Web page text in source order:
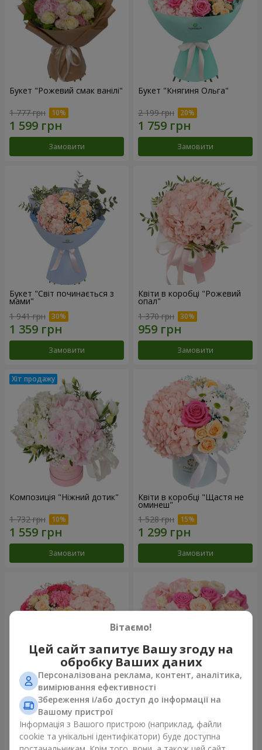
Букет "Рожевий смак ванілі"
1 777 грн
Замовити
Букет "Княгиня Ольга"
2 199 грн
Замовити
Букет "Світ починається з
мами"
1 941 грн
Замовити
Квіти в коробці "Рожевий
опал"
1 370 грн
Замовити
Композиція "Ніжний дотик"
1 732 грн
Замовити
Квіти в коробці "Щастя не
оминеш"
1 528 грн
Замовити
Квіти в коробці "Соломія"
2 066 грн
Композиція "Barbie"
2 345 грн
Вітаємо!
Цей сайт запитує Вашу згоду на
обробку Ваших даних
Персоналізована реклама, контент, аналітика,
вимірювання ефективності
Збереження і/або доступ до інформації на
Вашому пристрої
Інформація з Вашого пристрою (наприклад, файли
cookie та унікальні ідентифікатори) буде доступна